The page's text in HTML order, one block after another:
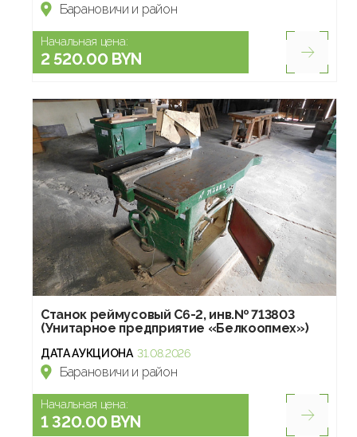
Барановичи и район
Начальная цена:
2 520.00 BYN
Станок реймусовый С6-2, инв.№ 713803
(Унитарное предприятие «Белкоопмех»)
ДАТА АУКЦИОНА 31.08.2026
Барановичи и район
Начальная цена:
1 320.00 BYN